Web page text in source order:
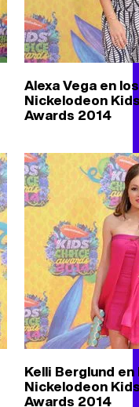
Alexa Vega en los
Nickelodeon
Awards 2014
Kelli Berglund en
Nickelodeon
Awards 2014